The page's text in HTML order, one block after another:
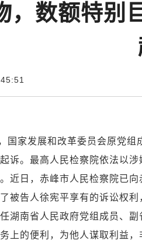
，数额特别
家发展和改革委员会原党组
诉。最高人民检察院依法以
近日，赤峰市人民检察院已向
告人徐宪平享有的诉讼权利
湖南省人民政府党组成员、
上的便利，为他人谋取利益